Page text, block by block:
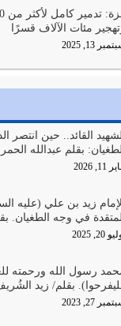
لا يجوز أن يخضع
الدين وتتفرق في
النهوض…
وليس كل…
مئات الآلاف قسرًا
13, 2025
الشهيد القائد.. حين انتصر
الطغيان: بقلم عبدالله
2026
الإمام زيد بن علي (عليه
المتقدة في وجه الطغيان.
20, 2025
رسول الله ورحمته
بقلم/ زيد
27, 2023